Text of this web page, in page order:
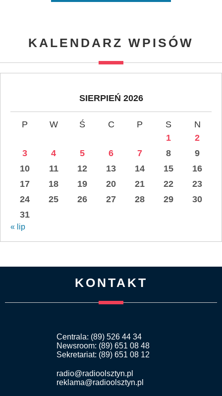
KALENDARZ WPISÓW
SIERPIEŃ 2026
P W Ś C P S
N
1
2
3
4 5 6 7 8
9
10
11 12 13 14 15
16
17
18 19 20 21 22
23
24
25 26 27 28 29
30
31
« lip
KONTAKT
Centrala: (89) 526 44 34
Newsroom: (89) 651 08 48
Sekretariat: (89) 651 08 12
radio@radioolsztyn.pl
reklama@radioolsztyn.pl